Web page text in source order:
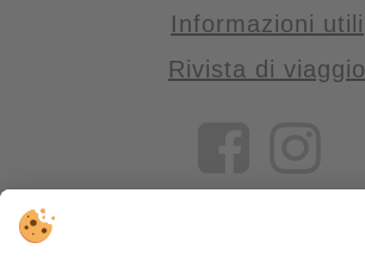
Informazioni utili
Rivista di viaggio